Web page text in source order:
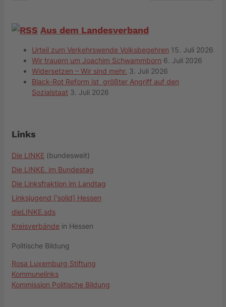
Aus dem Landesverband
Urteil zum Verkehrswende Volksbegehren 15. Juli 2026
Wir trauern um Joachim Schwammborn 6. Juli 2026
Widersetzen – Wir sind mehr. 3. Juli 2026
Black-Rot Reform ist größter Angriff auf den
Sozialstaat 3. Juli 2026
Links
Die LINKE (bundesweit)
Die LINKE. im Bundestag
Die Linksfraktion im Landtag
Linksjugend ['solid] Hessen
dieLINKE.sds
Kreisverbände in Hessen
Politische Bildung
Rosa Luxemburg Stiftung
Kommunelinks
Kommission Politische Bildung